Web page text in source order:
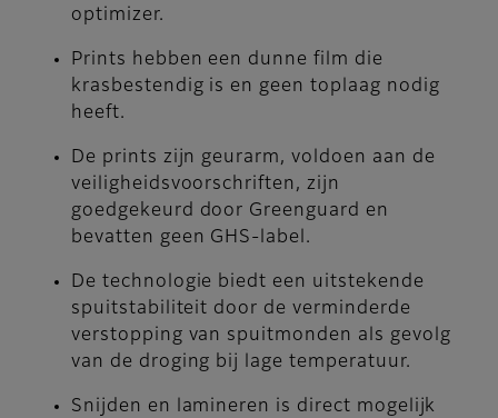
optimizer.
Prints hebben een dunne film die
krasbestendig is en geen toplaag nodig
heeft.
De prints zijn geurarm, voldoen aan de
veiligheidsvoorschriften, zijn
goedgekeurd door Greenguard en
bevatten geen GHS-label.
De technologie biedt een uitstekende
spuitstabiliteit door de verminderde
verstopping van spuitmonden als gevolg
van de droging bij lage temperatuur.
Snijden en lamineren is direct mogelijk